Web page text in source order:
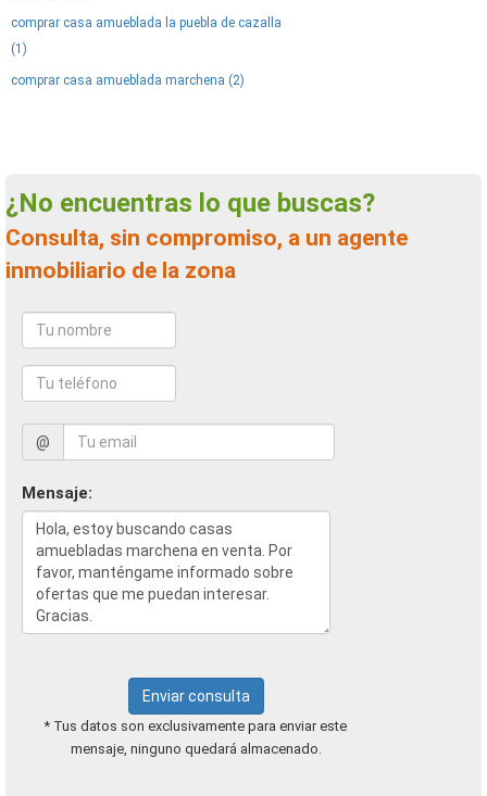
comprar casa amueblada la puebla de cazalla
(1)
comprar casa amueblada marchena (2)
¿No encuentras lo que buscas?
Consulta, sin compromiso, a un agente
inmobiliario de la zona
@
Mensaje:
Enviar consulta
* Tus datos son exclusivamente para enviar este
mensaje, ninguno quedará almacenado.